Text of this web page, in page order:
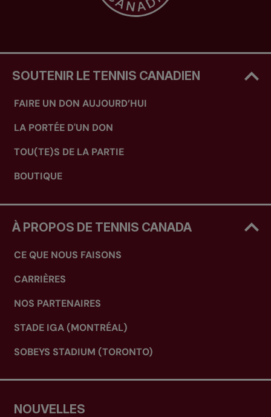
SOUTENIR LE TENNIS CANADIEN
FAIRE UN DON AUJOURD’HUI
LA PORTÉE D'UN DON
TOU(TE)S DE LA PARTIE
BOUTIQUE
À PROPOS DE TENNIS CANADA
CE QUE NOUS FAISONS
CARRIÈRES
NOS PARTENAIRES
STADE IGA (MONTRÉAL)
SOBEYS STADIUM (TORONTO)
NOUVELLES